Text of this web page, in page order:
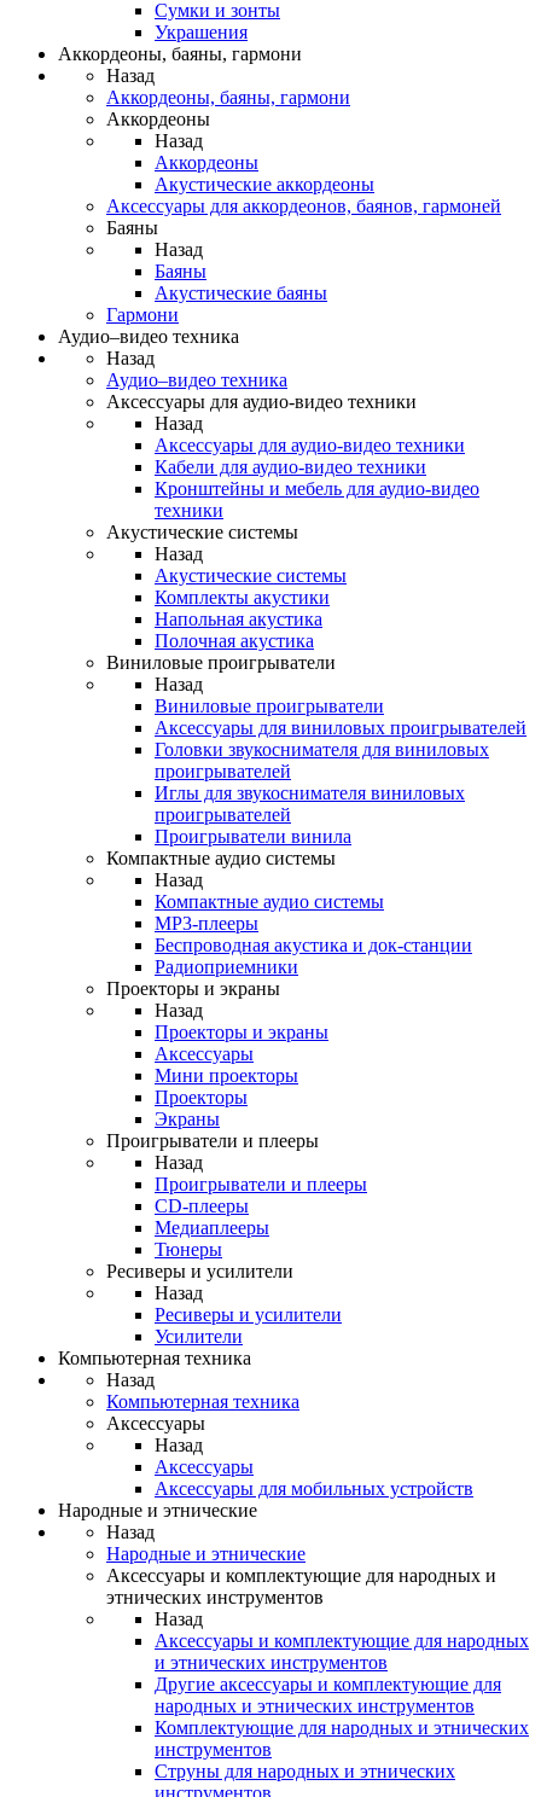
Сумки и зонты
Украшения
Аккордеоны, баяны, гармони
Назад
Аккордеоны, баяны, гармони
Аккордеоны
Назад
Аккордеоны
Акустические аккордеоны
Аксессуары для аккордеонов, баянов, гармоней
Баяны
Назад
Баяны
Акустические баяны
Гармони
Аудио–видео техника
Назад
Аудио–видео техника
Аксессуары для аудио-видео техники
Назад
Аксессуары для аудио-видео техники
Кабели для аудио-видео техники
Кронштейны и мебель для аудио-видео
техники
Акустические системы
Назад
Акустические системы
Комплекты акустики
Напольная акустика
Полочная акустика
Виниловые проигрыватели
Назад
Виниловые проигрыватели
Аксессуары для виниловых проигрывателей
Головки звукоснимателя для виниловых
проигрывателей
Иглы для звукоснимателя виниловых
проигрывателей
Проигрыватели винила
Компактные аудио системы
Назад
Компактные аудио системы
MP3-плееры
Беспроводная акустика и док-станции
Радиоприемники
Проекторы и экраны
Назад
Проекторы и экраны
Аксессуары
Мини проекторы
Проекторы
Экраны
Проигрыватели и плееры
Назад
Проигрыватели и плееры
CD-плееры
Медиаплееры
Тюнеры
Ресиверы и усилители
Назад
Ресиверы и усилители
Усилители
Компьютерная техника
Назад
Компьютерная техника
Аксессуары
Назад
Аксессуары
Аксессуары для мобильных устройств
Народные и этнические
Назад
Народные и этнические
Аксессуары и комплектующие для народных и
этнических инструментов
Назад
Аксессуары и комплектующие для народных
и этнических инструментов
Другие аксессуары и комплектующие для
народных и этнических инструментов
Комплектующие для народных и этнических
инструментов
Струны для народных и этнических
инструментов